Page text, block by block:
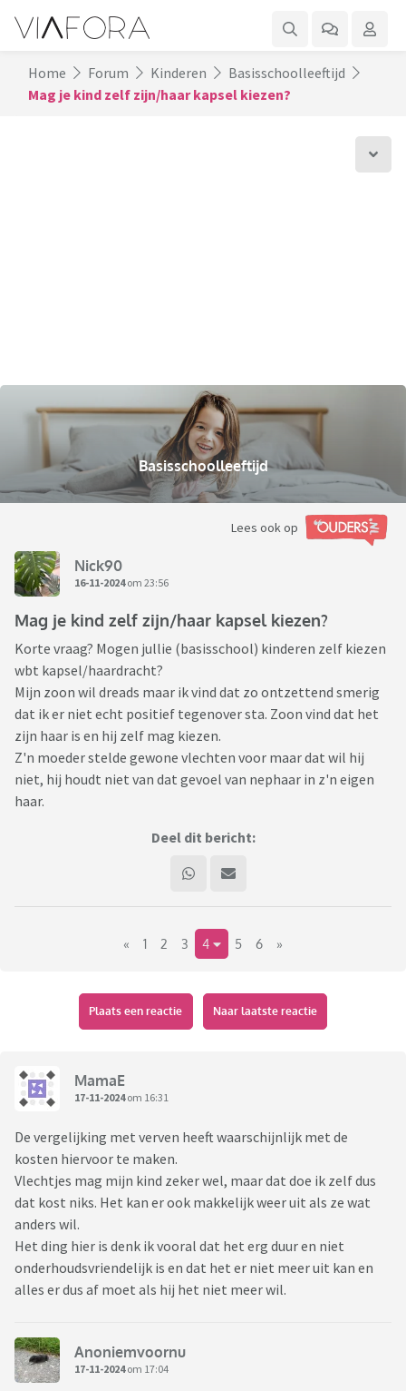
Home Forum Kinderen
Basisschoolleeftijd
Mag je kind zelf zijn/haar kapsel kiezen?
Basisschoolleeftijd
Lees ook op
Nick90
16-11-2024om 23:56
Mag je kind zelf zijn/haar kapsel kiezen?
Korte vraag? Mogen jullie (basisschool) kinderen zelf kiezen
wbt kapsel/haardracht?
Mijn zoon wil dreads maar ik vind dat zo ontzettend smerig
dat ik er niet echt positief tegenover sta. Zoon vind dat het
zijn haar is en hij zelf mag kiezen.
Z'n moeder stelde gewone vlechten voor maar dat wil hij
niet, hij houdt niet van dat gevoel van nephaar in z'n eigen
haar.
Deel dit bericht:
« 1 2 3 4 5 6 »
Plaats een reactie Naar laatste reactie
MamaE
17-11-2024om 16:31
De vergelijking met verven heeft waarschijnlijk met de
kosten hiervoor te maken.
Vlechtjes mag mijn kind zeker wel, maar dat doe ik zelf dus
dat kost niks. Het kan er ook makkelijk weer uit als ze wat
anders wil.
Het ding hier is denk ik vooral dat het erg duur en niet
onderhoudsvriendelijk is en dat het er niet meer uit kan en
alles er dus af moet als hij het niet meer wil.
Anoniemvoornu
17-11-2024om 17:04